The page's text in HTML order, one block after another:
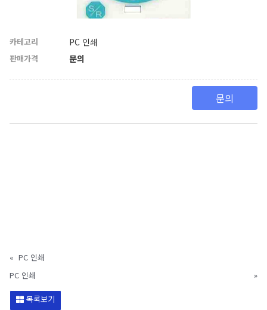
카테고리 PC 인쇄
판매가격
문의
« PC 인쇄
PC 인쇄
»
목록보기